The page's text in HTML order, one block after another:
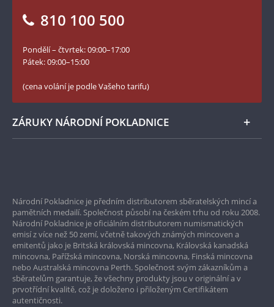
Numismatické novinky
Facebook Národní Pokladnice
Twitter Národní Pokladnice
LinkedIn Národní Pokladnice
Instagram Národní Pokladnice
810 100 500
Pondělí – čtvrtek: 09:00–17:00
Pátek: 09:00–15:00
(cena volání je podle Vašeho tarifu)
ZÁRUKY NÁRODNÍ POKLADNICE
Garance nejvyšší kvality
Pouze originální produkty
Národní Pokladnice je předním distributorem sběratelských mincí a
pamětních medailí. Společnost působí na českém trhu od roku 2008.
Národní Pokladnice je oficiálním distributorem numismatických
emisí z více než 50 zemí, včetně takových známých mincoven a
emitentů jako je Britská královská mincovna, Královská kanadská
mincovna, Pařížská mincovna, Norská mincovna, Finská mincovna
nebo Australská mincovna Perth. Společnost svým zákazníkům a
sběratelům garantuje, že všechny produkty jsou v originální a v
prvotřídní kvalitě, což je doloženo i přiloženým Certifikátem
autentičnosti.